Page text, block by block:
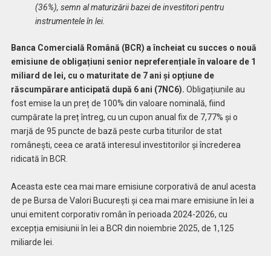
(36%), semn al maturizării bazei de investitori pentru
instrumentele în lei.
Banca Comercială Română (BCR) a încheiat cu succes o nouă
emisiune de obligațiuni senior nepreferențiale în valoare de 1
miliard de lei, cu o maturitate de 7 ani și opțiune de
răscumpărare anticipată după 6 ani (7NC6). Obligațiunile au
fost emise la un preț de 100% din valoare nominală, fiind
cumpărate la preț întreg, cu un cupon anual fix de 7,77% și o
marjă de 95 puncte de bază peste curba titurilor de stat
românești, ceea ce arată interesul investitorilor și încrederea
ridicată în BCR.
Aceasta este cea mai mare emisiune corporativă de anul acesta
de pe Bursa de Valori București și cea mai mare emisiune în lei a
unui emitent corporativ român în perioada 2024-2026, cu
excepția emisiunii în lei a BCR din noiembrie 2025, de 1,125
miliarde lei.